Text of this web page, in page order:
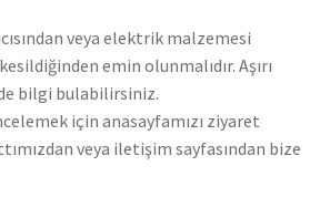
veya elektrik malzemesi
emin olunmalıdır. Aşırı
bilgi bulabilirsiniz.
için anasayfamızı ziyaret
veya iletişim sayfasından bize